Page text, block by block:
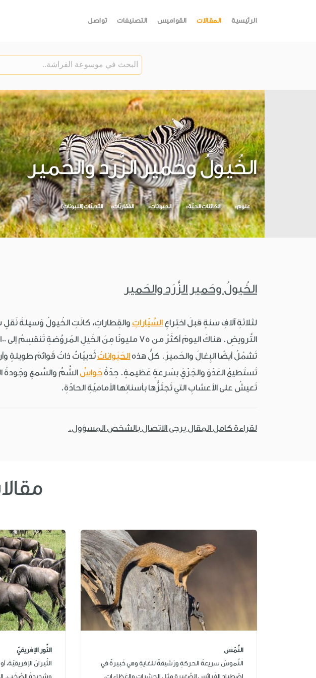
الرئيسية المقالات القواميس التصنيفات تواصل
الخُيولُ وحَمير الزَّرَد والحَمير
علوم الكائنات الحيّة الحيوانات الفقاريّات الثدييّات(اللبونات)
الخُيولُ وحَمير الزَّرَد والحَمير
لثلاثةِ آلافِ سنةٍ قبلَ اختِراعِ السَّيّاراتِ والقِطاراتِ، كانَتِ الخُيولُ وَسيلةَ
التَّرويضِ. هناكَ اليومَ أكثَرُ من 75 مليونًا مِنَ الخَيلِ المُروَّضةِ تَنقسِمُ إلى 100 سُلالةٍ مُختلِفةٍ. الخَيلُ
تَشمُلُ أيضًا البِغالَ والحَميرَ. كلُّ هذه الحَيَواناتُ
تَستَطيعُ العَدْوَ والجَرْيَ بسُرعةٍ عَظيمةٍ. حِدّةُ حَواسِّالشَّمِّ والسَّمعِ وجُودةُ
تَعيشُ على الأعشابِ التي تَجتَزُّها بأسنانِها الأماميّةِ الحادّةِ.
لقراءة كامل المقال يرجى الاتصال بالشخص المسؤول.
النِّمْس
النُّموسُ سريعةُ الحركةِ ورَشيقةٌ للغايةِ وهي خَبيرةٌ في
اصْطيادِ الفَرائسِ الصَّغيرةِ مثلِ الحشراتِ والعَظاءاتِ.
الثَّور الإفريقيّ
الثّيرانُ الإفريقيّة،
وشديدةُ الصَّخَبِ.